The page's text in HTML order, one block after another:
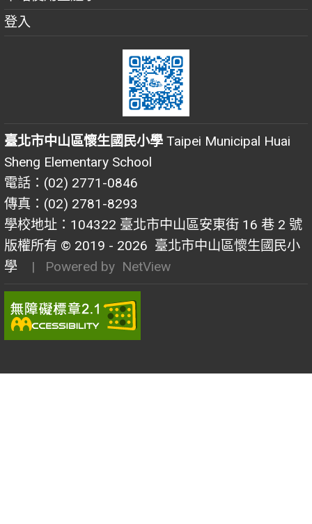
登入
臺北市中山區懷生國民小學 Taipei Municipal Huai
Sheng Elementary School
電話：(02) 2771-0846
傳真：(02) 2781-8293
學校地址：104322 臺北市中山區安東街 16 巷 2 號
版權所有 © 2019 - 2026 臺北市中山區懷生國民小
學
| Powered by NetView